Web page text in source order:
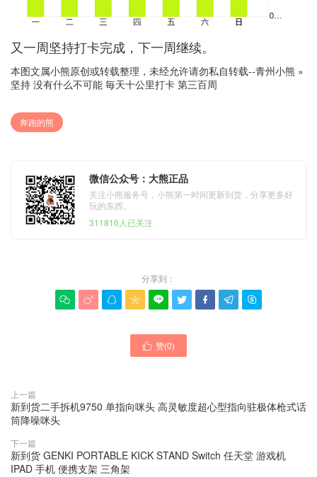
又一周坚持打卡完成，下一周继续。
本图文属小熊原创或转载整理，未经允许请勿私自转载--青州小熊 »
坚持 没有什么不可能 毎天十公里打卡 第三百周
奔跑的熊
微信公众号：大熊正品
关注小熊服务号，小熊第一时间更新到货，分享更多好
玩的东西。
311816人已关注
分享到：
        
 赞(0)
上一篇
新到货二手拆机9750 单指向咪头 高灵敏度超心型指向驻极体枪式话
筒降噪咪头
下一篇
新到货 GENKI PORTABLE KICK STAND Switch 任天堂 游戏机
IPAD 手机 便携支架 三角架